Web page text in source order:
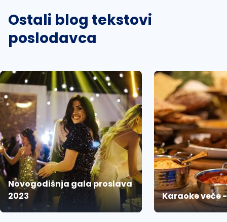
Ostali blog tekstovi
poslodavca
Novogodišnja gala proslava
2023
Karaoke veče